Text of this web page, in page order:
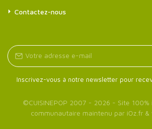
Contactez-nous
Inscrivez-vous à notre newsletter pour
©CUISINEPOP 2007 - 2026 - Site 100%
communautaire maintenu par iOz.fr &